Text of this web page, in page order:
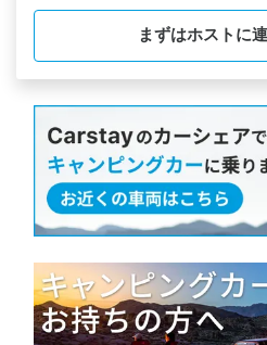
まずはホストに